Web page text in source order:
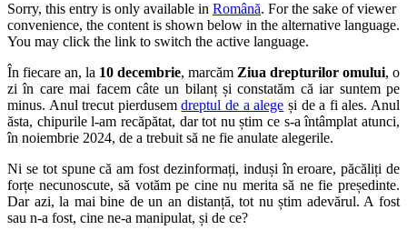
Sorry, this entry is only available in Română. For the sake of viewer
convenience, the content is shown below in the alternative language.
You may click the link to switch the active language.
În fiecare an, la 10 decembrie, marcăm Ziua drepturilor omului, o
zi în care mai facem câte un bilanț și constatăm că iar suntem pe
minus. Anul trecut pierdusemdreptul de a alege și de a fi ales. Anul
ăsta, chipurile l-am recăpătat, dar tot nu știm ce s-a întâmplat atunci,
în noiembrie 2024, de a trebuit să ne fie anulate alegerile.
Ni se tot spune că am fost dezinformați, induși în eroare, păcăliți de
forțe necunoscute, să votăm pe cine nu merita să ne fie președinte.
Dar azi, la mai bine de un an distanță, tot nu știm adevărul. A fost
sau n-a fost, cine ne-a manipulat, și de ce?